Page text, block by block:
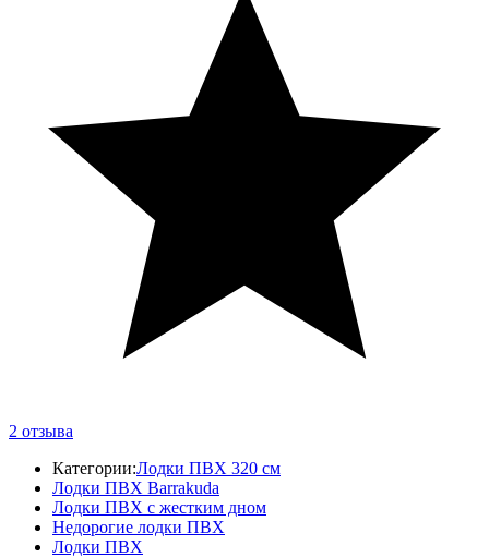
2 отзыва
Категории:Лодки ПВХ 320 см
Лодки ПВХ Barrakuda
Лодки ПВХ с жестким дном
Недорогие лодки ПВХ
Лодки ПВХ